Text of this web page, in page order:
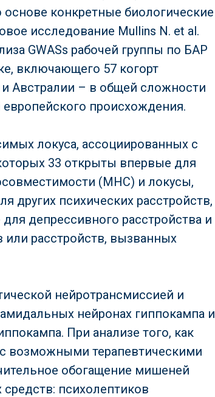
конкретные биологические
исследование Mullins N. et al.
GWASs рабочей группы по БАР
включающего 57 когорт
Австралии – в общей сложности
происхождения.
локуса, ассоциированных с
33 открыты впервые для
(MHC) и локусы,
других психических расстройств,
депрессивного расстройства и
или расстройств, вызванных
нейротрансмиссией и
нейронах гиппокампа и
При анализе того, как
возможными терапевтическими
обогащение мишеней
психолептиков